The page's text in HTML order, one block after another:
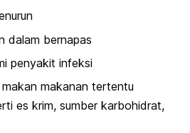
dalam bernapas
penyakit infeksi
makanan tertentu
es krim, sumber karbohidrat,